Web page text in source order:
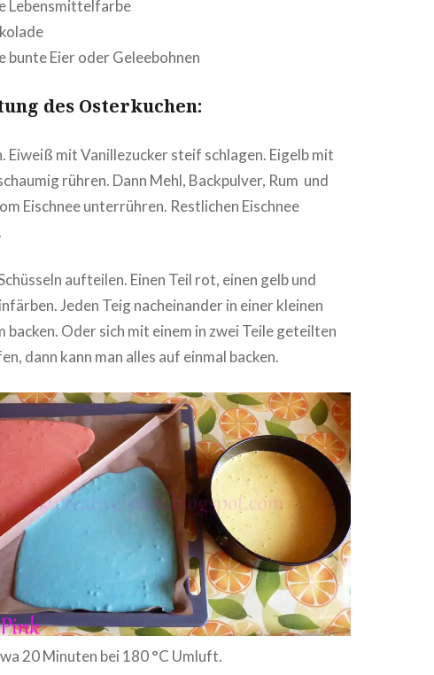
Lebens­mit­tel­far­be
bunte Eier oder Geleebohnen
des Osterkuchen:
Eiweiß mit Vanil­le­zu­cker steif schlagen. Eigelb mit
rühren. Dann Mehl, Back­pul­ver, Rum und
Eischnee unter­rüh­ren. Rest­li­chen Eischnee
aufteilen. Einen Teil rot, einen gelb und
Jeden Teig nach­ein­an­der in einer kleinen
backen. Oder sich mit einem in zwei Teile geteilten
dann kann man alles auf einmal backen.
20 Minuten bei 180 °C Umluft.